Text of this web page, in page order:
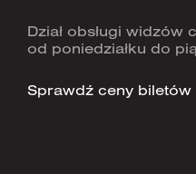
Dział obsługi widzów
od poniedziałku do
Sprawdź ceny biletów